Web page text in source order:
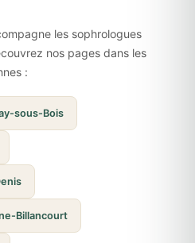
les sophrologues
nos pages dans les
:
sous-Bois
Billancourt